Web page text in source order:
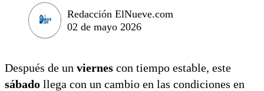
Redacción ElNueve.com
02 de mayo 2026
Después de un viernes con tiempo estable, este
sábado llega con un cambio en las condiciones en